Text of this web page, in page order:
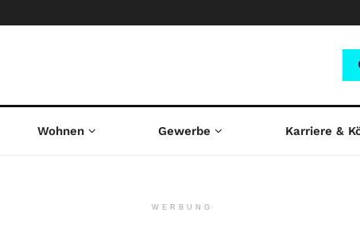
Wohnen Gewerbe Karriere &
WERBUNG